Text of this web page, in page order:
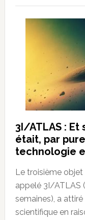
3I/ATLAS :
était, par
technologie
Le troisième
appelé 3I/ATLAS
semaines), a
scientifique en